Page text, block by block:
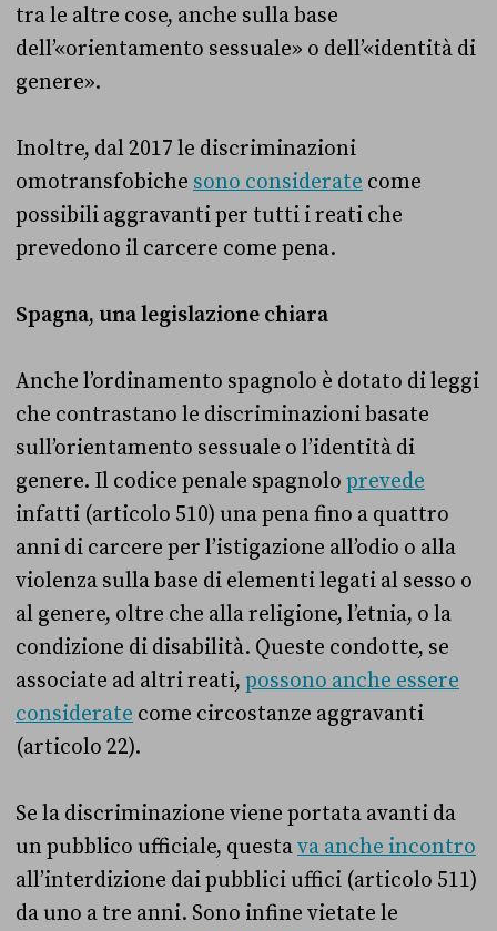
tra le altre cose, anche sulla base
dell’«orientamento sessuale» o dell’«identità di
genere».
Inoltre, dal 2017 le discriminazioni
omotransfobiche sono considerate come
possibili aggravanti per tutti i reati che
prevedono il carcere come pena.
Spagna, una legislazione chiara
Anche l’ordinamento spagnolo è dotato di leggi
che contrastano le discriminazioni basate
sull’orientamento sessuale o l’identità di
genere. Il codice penale spagnolo prevede
infatti (articolo 510) una pena fino a quattro
anni di carcere per l’istigazione all’odio o alla
violenza sulla base di elementi legati al sesso o
al genere, oltre che alla religione, l’etnia, o la
condizione di disabilità. Queste condotte, se
associate ad altri reati, possono anche essere
considerate come circostanze aggravanti
(articolo 22).
Se la discriminazione viene portata avanti da
un pubblico ufficiale, questava anche incontro
all’interdizione dai pubblici uffici (articolo 511)
da uno a tre anni. Sono infine vietate le